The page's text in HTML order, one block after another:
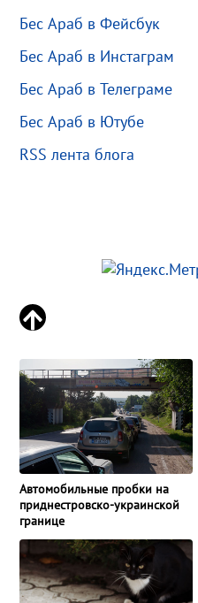
Бес Араб в Фейсбук
Бес Араб в Инстаграм
Бес Араб в Телеграме
Бес Араб в Ютубе
RSS лента блога
Автомобильные пробки на
приднестровско-украинской
границе